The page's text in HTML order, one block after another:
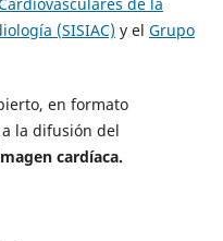
(SISIAC) y el Grupo
en formato
la difusión del
cardíaca.